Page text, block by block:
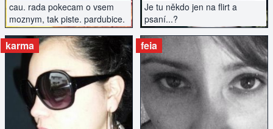
cau. rada pokecam o vsem
moznym, tak piste. pardubice.
Je tu někdo jen na flirt a
psaní...?
karma
ZOBRAZIT INZERÁT
feia
ZOBRAZIT INZERÁT